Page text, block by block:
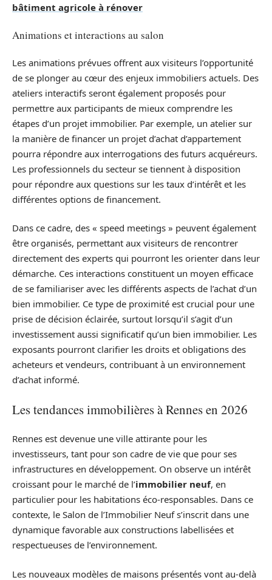
bâtiment agricole à rénover
Animations et interactions au salon
Les animations prévues offrent aux visiteurs l’opportunité
de se plonger au cœur des enjeux immobiliers actuels. Des
ateliers interactifs seront également proposés pour
permettre aux participants de mieux comprendre les
étapes d’un projet immobilier. Par exemple, un atelier sur
la manière de financer un projet d’achat d’appartement
pourra répondre aux interrogations des futurs acquéreurs.
Les professionnels du secteur se tiennent à disposition
pour répondre aux questions sur les taux d’intérêt et les
différentes options de financement.
Dans ce cadre, des « speed meetings » peuvent également
être organisés, permettant aux visiteurs de rencontrer
directement des experts qui pourront les orienter dans leur
démarche. Ces interactions constituent un moyen efficace
de se familiariser avec les différents aspects de l’achat d’un
bien immobilier. Ce type de proximité est crucial pour une
prise de décision éclairée, surtout lorsqu’il s’agit d’un
investissement aussi significatif qu’un bien immobilier. Les
exposants pourront clarifier les droits et obligations des
acheteurs et vendeurs, contribuant à un environnement
d’achat informé.
Les tendances immobilières à Rennes en 2026
Rennes est devenue une ville attirante pour les
investisseurs, tant pour son cadre de vie que pour ses
infrastructures en développement. On observe un intérêt
croissant pour le marché de l’immobilier neuf, en
particulier pour les habitations éco-responsables. Dans ce
contexte, le Salon de l’Immobilier Neuf s’inscrit dans une
dynamique favorable aux constructions labellisées et
respectueuses de l’environnement.
Les nouveaux modèles de maisons présentés vont au-delà